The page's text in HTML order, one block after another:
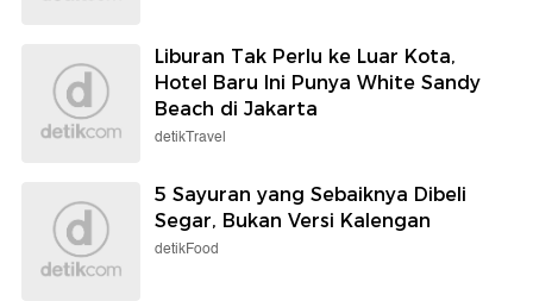
Liburan Tak Perlu ke Luar Kota,
Hotel Baru Ini Punya White Sandy
Beach di Jakarta
detikTravel
5 Sayuran yang Sebaiknya Dibeli
Segar, Bukan Versi Kalengan
detikFood